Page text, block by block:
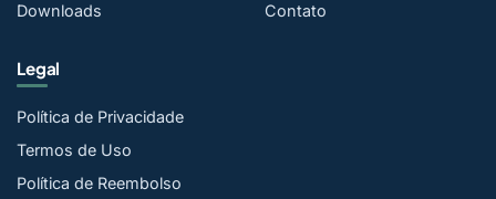
Downloads
Contato
Legal
Política de Privacidade
Termos de Uso
Política de Reembolso